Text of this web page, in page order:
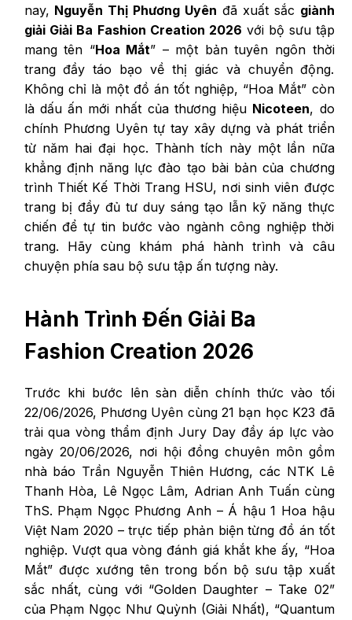
nay, Nguyễn Thị Phương Uyên đã xuất sắc giành
giải Giải Ba Fashion Creation 2026 với bộ sưu tập
mang tên “Hoa Mắt” – một bản tuyên ngôn thời
trang đầy táo bạo về thị giác và chuyển động.
Không chỉ là một đồ án tốt nghiệp, “Hoa Mắt” còn
là dấu ấn mới nhất của thương hiệu Nicoteen, do
chính Phương Uyên tự tay xây dựng và phát triển
từ năm hai đại học. Thành tích này một lần nữa
khẳng định năng lực đào tạo bài bản của chương
trình Thiết Kế Thời Trang HSU, nơi sinh viên được
trang bị đầy đủ tư duy sáng tạo lẫn kỹ năng thực
chiến để tự tin bước vào ngành công nghiệp thời
trang. Hãy cùng khám phá hành trình và câu
chuyện phía sau bộ sưu tập ấn tượng này.
Hành Trình Đến Giải Ba
Fashion Creation 2026
Trước khi bước lên sàn diễn chính thức vào tối
22/06/2026, Phương Uyên cùng 21 bạn học K23 đã
trải qua vòng thẩm định Jury Day đầy áp lực vào
ngày 20/06/2026, nơi hội đồng chuyên môn gồm
nhà báo Trần Nguyễn Thiên Hương, các NTK Lê
Thanh Hòa, Lê Ngọc Lâm, Adrian Anh Tuấn cùng
ThS. Phạm Ngọc Phương Anh – Á hậu 1 Hoa hậu
Việt Nam 2020 – trực tiếp phản biện từng đồ án tốt
nghiệp. Vượt qua vòng đánh giá khắt khe ấy, “Hoa
Mắt” được xướng tên trong bốn bộ sưu tập xuất
sắc nhất, cùng với “Golden Daughter – Take 02”
của Phạm Ngọc Như Quỳnh (Giải Nhất), “Quantum